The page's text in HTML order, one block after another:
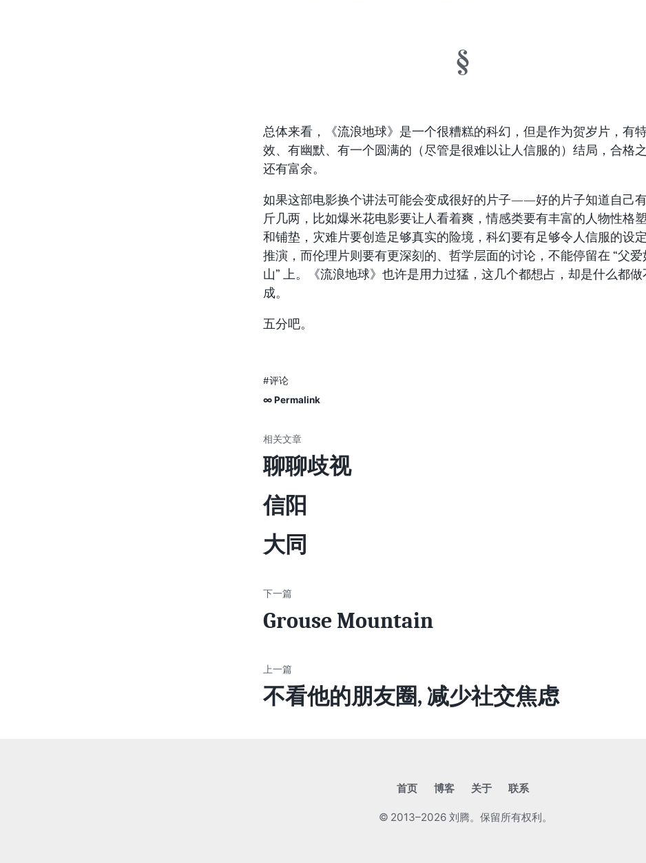
总体来看，《流浪地球》是一个很糟糕的科幻，但是作为贺岁片，有
效、有幽默、有一个圆满的（尽管是很难以让人信服的）结局，合格
还有富余。
如果这部电影换个讲法可能会变成很好的片子——好的片子知道自己
斤几两，比如爆米花电影要让人看着爽，情感类要有丰富的人物性格
和铺垫，灾难片要创造足够真实的险境，科幻要有足够令人信服的设
推演，而伦理片则要有更深刻的、哲学层面的讨论，不能停留在 “父爱
山” 上。《流浪地球》也许是用力过猛，这几个都想占，却是什么都做
成。
五分吧。
#评论
∞ Permalink
聊聊歧视
信阳
大同
Grouse Mountain
不看他的朋友圈, 减少社交焦虑
首页 博客 关于 联系
© 2013–2026 刘腾。保留所有权利。